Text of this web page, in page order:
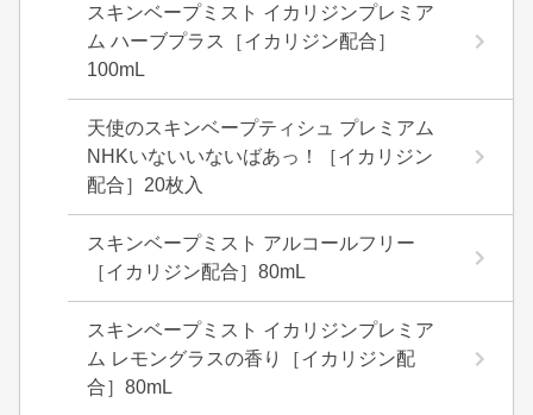
スキンベープミスト イカリジンプレミア
ム ハーブプラス［イカリジン配合］
100mL
天使のスキンベープティシュ プレミアム
NHKいないいないばあっ！［イカリジン
配合］20枚入
スキンベープミスト アルコールフリー
［イカリジン配合］80mL
スキンベープミスト イカリジンプレミア
ム レモングラスの香り［イカリジン配
合］80mL